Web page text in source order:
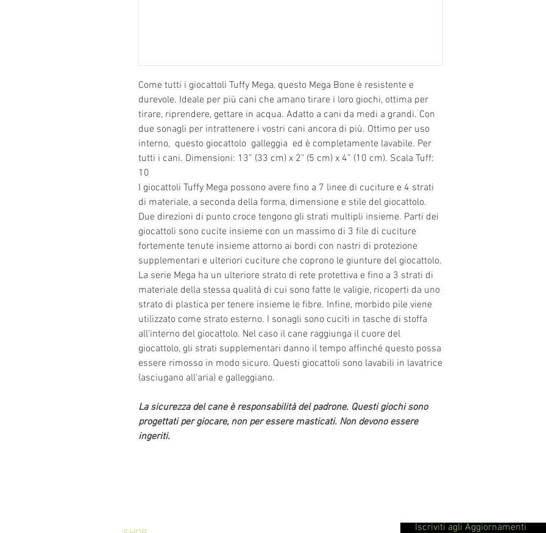
Come tutti i giocattoli Tuffy Mega, questo Mega Bone è resistente e
durevole. Ideale per più cani che amano tirare i loro giochi, ottima per
tirare, riprendere, gettare in acqua. Adatto a cani da medi a grandi. Con
due sonagli per intrattenere i vostri cani ancora di più. Ottimo per uso
interno, questo giocattolo galleggia ed è completamente lavabile. Per
tutti i cani. Dimensioni: 13” (33 cm) x 2" (5 cm) x 4” (10 cm). Scala Tuff:
10
I giocattoli Tuffy Mega possono avere fino a 7 linee di cuciture e 4 strati
di materiale, a seconda della forma, dimensione e stile del giocattolo.
Due direzioni di punto croce tengono gli strati multipli insieme. Parti dei
giocattoli sono cucite insieme con un massimo di 3 file di cuciture
fortemente tenute insieme attorno ai bordi con nastri di protezione
supplementari e ulteriori cuciture che coprono le giunture del giocattolo.
La serie Mega ha un ulteriore strato di rete protettiva e fino a 3 strati di
materiale della stessa qualità di cui sono fatte le valigie, ricoperti da uno
strato di plastica per tenere insieme le fibre. Infine, morbido pile viene
utilizzato come strato esterno. I sonagli sono cuciti in tasche di stoffa
all'interno del giocattolo. Nel caso il cane raggiunga il cuore del
giocattolo, gli strati supplementari danno il tempo affinché questo possa
essere rimosso in modo sicuro. Questi giocattoli sono lavabili in lavatrice
(asciugano all'aria) e galleggiano.
La sicurezza del cane è responsabilità del padrone. Questi giochi sono
progettati per giocare, non per essere masticati. Non devono essere
ingeriti.
Iscriviti agli Aggiornamenti